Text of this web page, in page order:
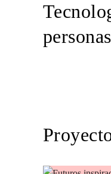
personas